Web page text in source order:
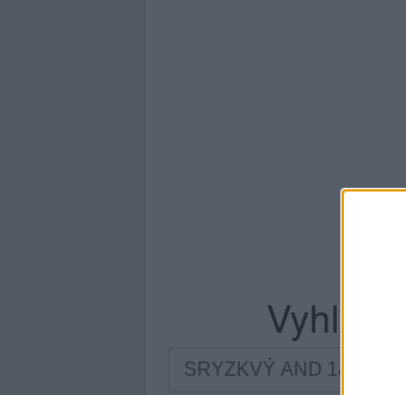
Vyhledávání